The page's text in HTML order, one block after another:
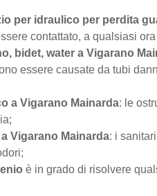
per idraulico per perdita
contattato, a qualsiasi ora
bidet, water a Vigarano
essere causate da tubi
a Vigarano Mainarda: le
Vigarano Mainarda: i
è in grado di risolvere